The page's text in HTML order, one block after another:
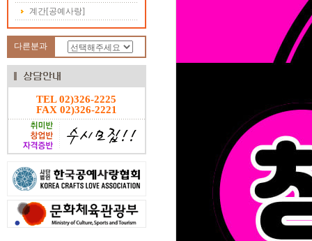
계간[공예사랑]
다른분과
TEL 02)326-2225
FAX 02)326-2221